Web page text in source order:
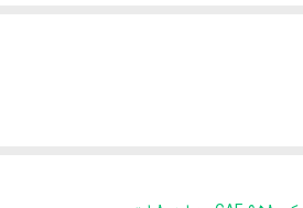
تهیه انواع مرغ، سیب‌زمینی، ماهی،
را فراهم می‌کند.